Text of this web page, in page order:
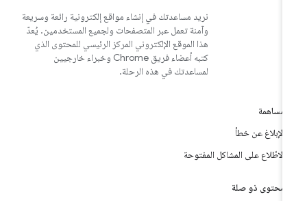
نريد مساعدتك في إنشاء مواقع إلكترونية رائعة وسريعة
وآمنة تعمل عبر المتصفحات ولجميع المستخدمين. يُعدّ
هذا الموقع الإلكتروني المركز الرئيسي للمحتوى الذي
كتبه أعضاء فريق Chrome وخبراء خارجيين
لمساعدتك في هذه الرحلة.
مساهمة
الإبلاغ عن خطأ
الاطّلاع على المشاكل المفتوحة
محتوى ذو صلة